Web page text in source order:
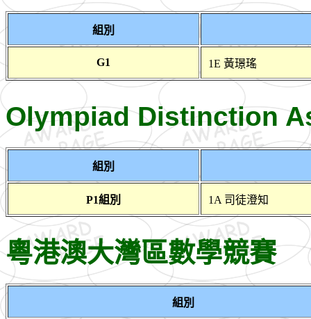
組別
G1 1E 黃璟瑤
Olympiad Distinction
組別
P1組別 1A 司徒澄知
粵港澳大灣區數學競賽
組別